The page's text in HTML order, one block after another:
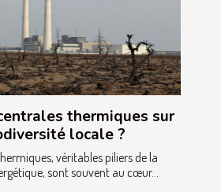
thermiques sur
locale ?
véritables piliers de la
sont souvent au cœur...